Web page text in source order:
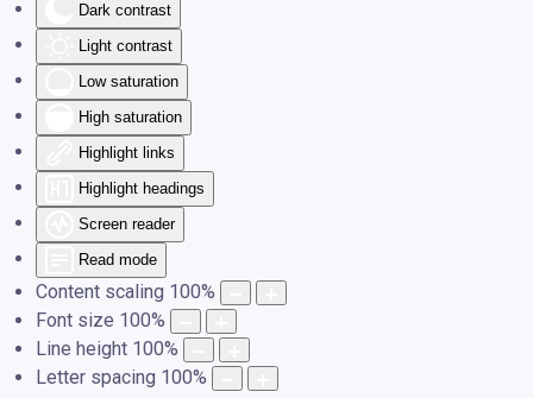
Dark contrast
Light contrast
Low saturation
High saturation
Highlight links
Highlight headings
Screen reader
Read mode
Content scaling 100%
Font size 100%
Line height 100%
Letter spacing 100%